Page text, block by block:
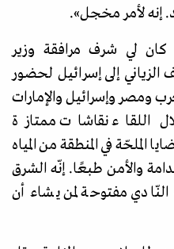
إنه لأمر مخجل».
لي شرف مرافقة وزير
الزياني إلى إسرائيل لحضور
ومصر وإسرائيل والإمارات
اللقاء نقاشات ممتازة
في المنطقة من المياه
والأمن طبعًا. إنّه الشرق
النّادي مفتوحة لمن يشاء أن